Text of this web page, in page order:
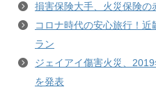
損害保険大手、火災保険の
コロナ時代の安心旅行！
ラン
ジェイアイ傷害火災、
を発表